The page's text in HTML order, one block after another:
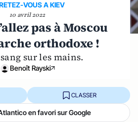
VOUS A KIEV
10 avril 2022
pas à Moscou
orthodoxe !
sur les mains.
Benoît Rayski
CLASSER
en favori sur Google